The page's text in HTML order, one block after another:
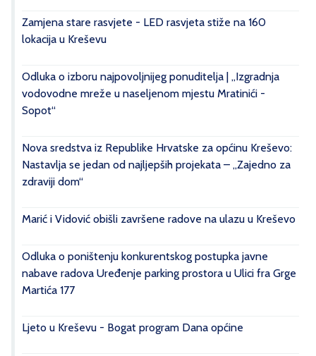
Zamjena stare rasvjete - LED rasvjeta stiže na 160
lokacija u Kreševu
Odluka o izboru najpovoljnijeg ponuditelja | „Izgradnja
vodovodne mreže u naseljenom mjestu Mratinići -
Sopot“
Nova sredstva iz Republike Hrvatske za općinu Kreševo:
Nastavlja se jedan od najljepših projekata – „Zajedno za
zdraviji dom“
Marić i Vidović obišli završene radove na ulazu u Kreševo
Odluka o poništenju konkurentskog postupka javne
nabave radova Uređenje parking prostora u Ulici fra Grge
Martića 177
Ljeto u Kreševu - Bogat program Dana općine